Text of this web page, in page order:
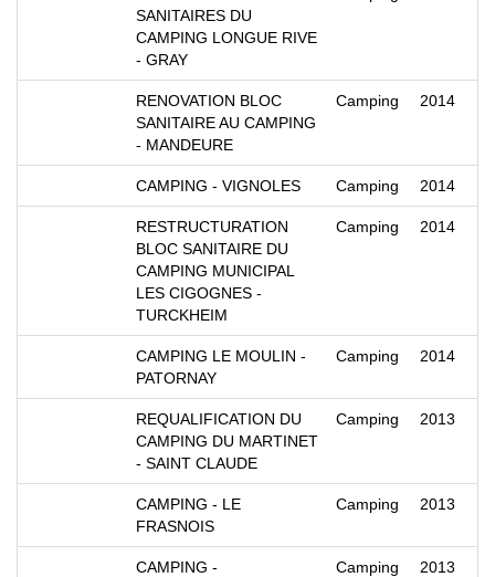
SANITAIRES DU
CAMPING LONGUE RIVE
- GRAY
RENOVATION BLOC
SANITAIRE AU CAMPING
- MANDEURE
Camping 2014
CAMPING - VIGNOLES Camping 2014
RESTRUCTURATION
BLOC SANITAIRE DU
CAMPING MUNICIPAL
LES CIGOGNES -
TURCKHEIM
Camping 2014
CAMPING LE MOULIN -
PATORNAY
Camping 2014
REQUALIFICATION DU
CAMPING DU MARTINET
- SAINT CLAUDE
Camping 2013
CAMPING - LE
FRASNOIS
Camping 2013
CAMPING -
Camping 2013